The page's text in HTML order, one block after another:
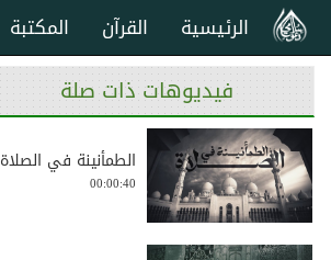
المكتبة القرآن الرئيسية
فيديوهات ذات صلة
الطمأنينة في الصلاة
00:00:40